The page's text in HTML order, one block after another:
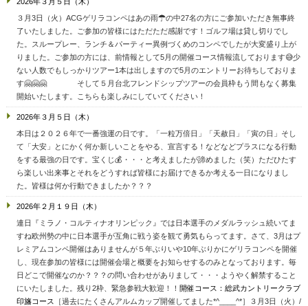
３月3日（火）ACGゲリラコンペはあの雨☂の中27名の方にご参加いただき無事終
了いたしました。ご参加の皆様にはただただ感謝です！ゴルフ場は貸し切りでし
た。スループレー、ランチ＆パーティー異例づくめのコンペでしたが大変盛り上が
りました。ご参加の方には、前情報として5月の開催コース情報流しております😅少
ない人数でもしっかりツアー1本は出しますので5月のエントリーお待ちしておりま
す🤗🤗🤗そして５月台北フレンドシップツアーの会員枠もう間もなく募集
開始いたします。こちらも楽しみにしていてください！
2026年３月５日（木）
本日は２０２６年で一番強運の日です。「一粒万倍日」「天赦日」「寅の日」そし
て「大安」とにかく何か新しいことをやる、宣言する！などなどプラスになる行動
をする最強の日です。宝くじ💰・・・と考えましたが諦めました（笑）ただひたす
ら楽しい出来事とそれをどうすれば皆様にお届けできるか考える一日になりまし
た。皆様は何か行動できましたか？？？
2026年２月１９日（木）
連日『ミラノ・コルティナオリンピック』では日本選手のメダルラッシュ続いてま
すね欧州勢の中に日本選手が互角に戦う姿を観て勇気もらってます。さて、3月はプ
レミアムコンペ開催はありませんが５年ぶりいや10年ぶりかにゲリラコンペを開催
し、現在参加の皆様には開催会場と概要をお知らせするのみとなっております。毎
日どこで開催なのか？？？の問い合わせがありまして・・・ようやく解禁すること
にいたしました。残り2枠、緊急参戦大歓迎！！ 開催コース：総武カントリークラブ
印旛コース
［過去にたくさんアルムカップ開催してました*^____^*］３月3日（火）/